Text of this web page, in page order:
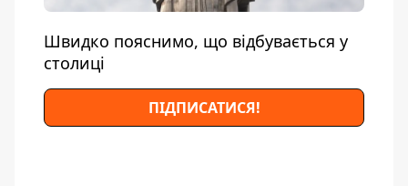
Швидко пояснимо, що відбувається у
столиці
ПІДПИСАТИСЯ!